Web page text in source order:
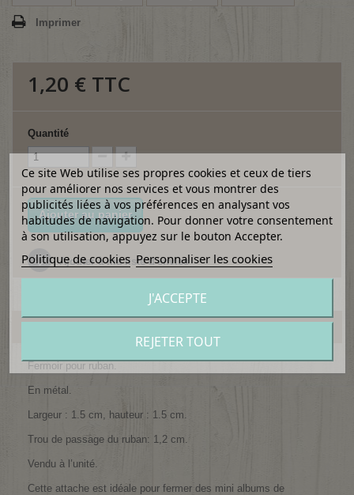
Imprimer
1,20 € TTC
Quantité
Ajouter au panier
Ajouter à ma liste d'envies
EN SAVOIR PLUS
Fermoir pour ruban.
En métal.
Largeur : 1.5 cm, hauteur : 1.5 cm.
Trou de passage du ruban: 1,2 cm.
Vendu à l’unité.
Cette attache est idéale pour fermer des mini albums de
Ce site Web utilise ses propres cookies et ceux de tiers
pour améliorer nos services et vous montrer des
publicités liées à vos préférences en analysant vos
habitudes de navigation. Pour donner votre consentement
à son utilisation, appuyez sur le bouton Accepter.
Politique de cookies Personnaliser les cookies
REJETER TOUT
J'ACCEPTE